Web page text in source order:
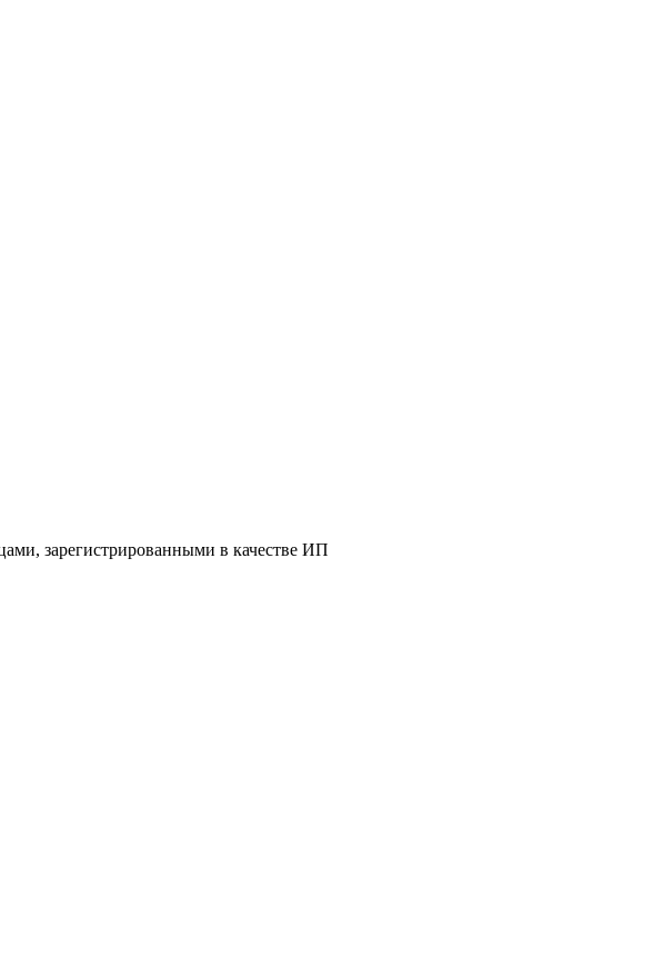
зарегистрированными в качестве ИП